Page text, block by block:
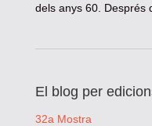
dels anys 60. Després
El blog per
32a Mostra